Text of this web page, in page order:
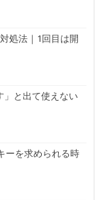
処法｜1回目は開
」と出て使えない
ーを求められる時